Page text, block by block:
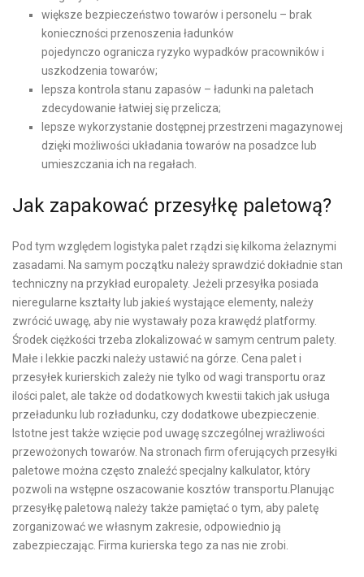
większe bezpieczeństwo towarów i personelu – brak
konieczności przenoszenia ładunków
pojedynczo ogranicza ryzyko wypadków pracowników i
uszkodzenia towarów;
lepsza kontrola stanu zapasów – ładunki na paletach
zdecydowanie łatwiej się przelicza;
lepsze wykorzystanie dostępnej przestrzeni magazynowej
dzięki możliwości układania towarów na posadzce lub
umieszczania ich na regałach.
Jak zapakować przesyłkę paletową?
Pod tym względem logistyka palet rządzi się kilkoma żelaznymi
zasadami. Na samym początku należy sprawdzić dokładnie stan
techniczny na przykład europalety. Jeżeli przesyłka posiada
nieregularne kształty lub jakieś wystające elementy, należy
zwrócić uwagę, aby nie wystawały poza krawędź platformy.
Środek ciężkości trzeba zlokalizować w samym centrum palety.
Małe i lekkie paczki należy ustawić na górze. Cena palet i
przesyłek kurierskich zależy nie tylko od wagi transportu oraz
ilości palet, ale także od dodatkowych kwestii takich jak usługa
przeładunku lub rozładunku, czy dodatkowe ubezpieczenie.
Istotne jest także wzięcie pod uwagę szczególnej wrażliwości
przewożonych towarów. Na stronach firm oferujących przesyłki
paletowe można często znaleźć specjalny kalkulator, który
pozwoli na wstępne oszacowanie kosztów transportu.Planując
przesyłkę paletową należy także pamiętać o tym, aby paletę
zorganizować we własnym zakresie, odpowiednio ją
zabezpieczając. Firma kurierska tego za nas nie zrobi.